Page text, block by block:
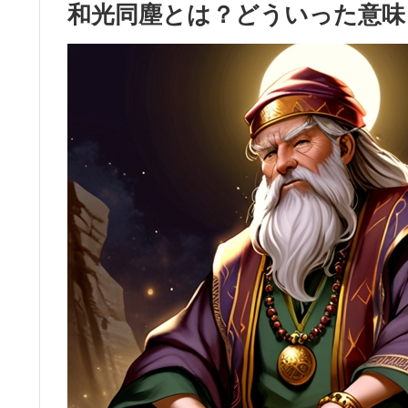
和光同塵とは？どういった意